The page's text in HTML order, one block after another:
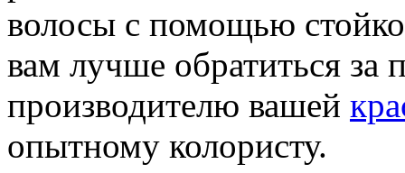
волосы с помощью
вам лучше обратиться
производителю вашей
опытному колористу.